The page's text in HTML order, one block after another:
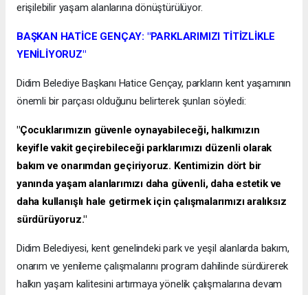
erişilebilir yaşam alanlarına dönüştürülüyor.
BAŞKAN HATİCE GENÇAY: "PARKLARIMIZI TİTİZLİKLE
YENİLİYORUZ"
Didim Belediye Başkanı Hatice Gençay, parkların kent yaşamının
önemli bir parçası olduğunu belirterek şunları söyledi:
"Çocuklarımızın güvenle oynayabileceği, halkımızın
keyifle vakit geçirebileceği parklarımızı düzenli olarak
bakım ve onarımdan geçiriyoruz. Kentimizin dört bir
yanında yaşam alanlarımızı daha güvenli, daha estetik ve
daha kullanışlı hale getirmek için çalışmalarımızı aralıksız
sürdürüyoruz."
Didim Belediyesi, kent genelindeki park ve yeşil alanlarda bakım,
onarım ve yenileme çalışmalarını program dahilinde sürdürerek
halkın yaşam kalitesini artırmaya yönelik çalışmalarına devam